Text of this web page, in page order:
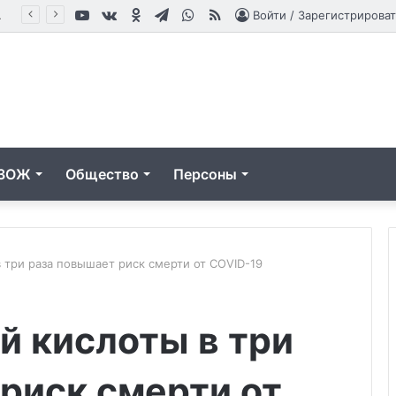
Войти /
RSS
WhatsApp
Telegram
Одноклассники
vk.com
YouTube
Общество Персоны
раза повышает риск смерти от COVID-19
кислоты в три
весом»:
Калошина
09.08.2024